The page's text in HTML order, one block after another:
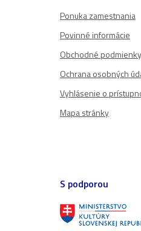
Ponuka zamestnania
Povinné informácie
Obchodné podmienky
Ochrana osobných
Vyhlásenie o
Mapa stránky
S podporou